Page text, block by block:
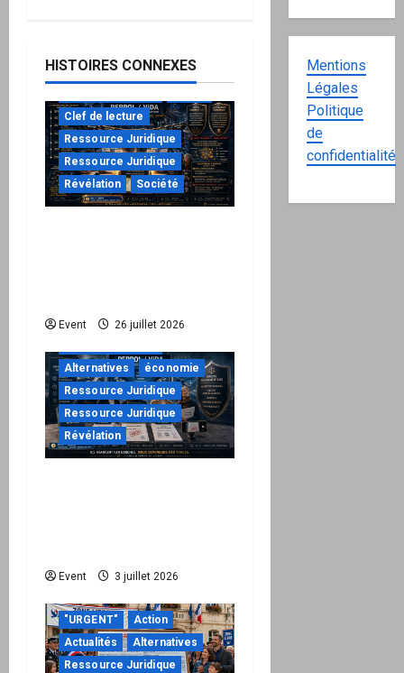
HISTOIRES CONNEXES
Clef de lecture
Ressource Juridique
Ressource Juridique
Révélation
Société
Event 26 juillet 2026
"URGENT"
Alternatives
économie
Ressource Juridique
Ressource Juridique
Révélation
Event 3 juillet 2026
"URGENT"
Action
Actualités
Alternatives
Ressource Juridique
Mentions
Légales
Politique
de
confidentialité